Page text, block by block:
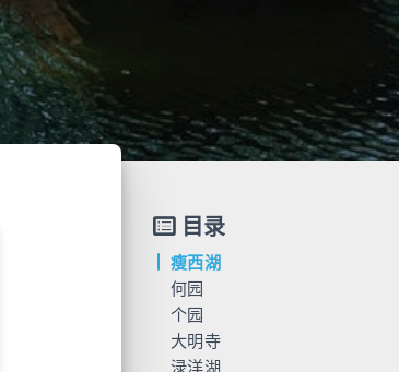
目录
瘦西湖
何园
个园
大明寺
渌洋湖